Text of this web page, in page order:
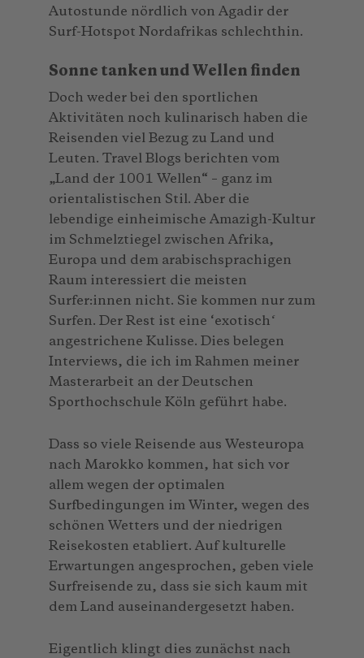
Autostunde nördlich von Agadir der
Surf-Hotspot Nordafrikas schlechthin.
Sonne tanken und Wellen finden
Doch weder bei den sportlichen
Aktivitäten noch kulinarisch haben die
Reisenden viel Bezug zu Land und
Leuten. Travel Blogs berichten vom
„Land der 1001 Wellen“ – ganz im
orientalistischen Stil. Aber die
lebendige einheimische Amazigh-Kultur
im Schmelztiegel zwischen Afrika,
Europa und dem arabischsprachigen
Raum interessiert die meisten
Surfer:innen nicht. Sie kommen nur zum
Surfen. Der Rest ist eine ‘exotisch‘
angestrichene Kulisse. Dies belegen
Interviews, die ich im Rahmen meiner
Masterarbeit an der Deutschen
Sporthochschule Köln geführt habe.
Dass so viele Reisende aus Westeuropa
nach Marokko kommen, hat sich vor
allem wegen der optimalen
Surfbedingungen im Winter, wegen des
schönen Wetters und der niedrigen
Reisekosten etabliert. Auf kulturelle
Erwartungen angesprochen, geben viele
Surfreisende zu, dass sie sich kaum mit
dem Land auseinandergesetzt haben.
Eigentlich klingt dies zunächst nach